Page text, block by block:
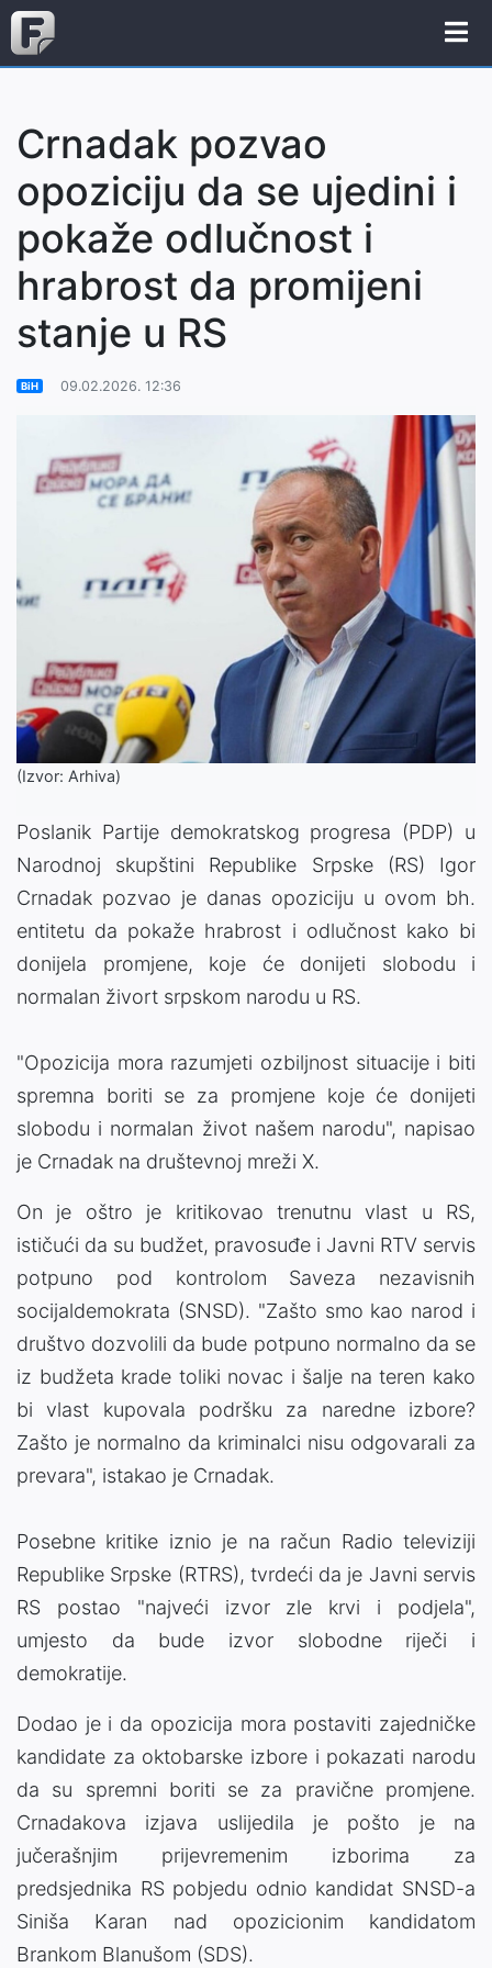
Crnadak pozvao
opoziciju da se ujedini i
pokaže odlučnost i
hrabrost da promijeni
stanje u RS
BiH 09.02.2026. 12:36
(Izvor: Arhiva)
Poslanik Partije demokratskog progresa (PDP) u
Narodnoj skupštini Republike Srpske (RS) Igor
Crnadak pozvao je danas opoziciju u ovom bh.
entitetu da pokaže hrabrost i odlučnost kako bi
donijela promjene, koje će donijeti slobodu i
normalan živort srpskom narodu u RS.
"Opozicija mora razumjeti ozbiljnost situacije i biti
spremna boriti se za promjene koje će donijeti
slobodu i normalan život našem narodu", napisao
je Crnadak na društevnoj mreži X.
On je oštro je kritikovao trenutnu vlast u RS,
ističući da su budžet, pravosuđe i Javni RTV servis
potpuno pod kontrolom Saveza nezavisnih
socijaldemokrata (SNSD). "Zašto smo kao narod i
društvo dozvolili da bude potpuno normalno da se
iz budžeta krade toliki novac i šalje na teren kako
bi vlast kupovala podršku za naredne izbore?
Zašto je normalno da kriminalci nisu odgovarali za
prevara", istakao je Crnadak.
Posebne kritike iznio je na račun Radio televiziji
Republike Srpske (RTRS), tvrdeći da je Javni servis
RS postao "najveći izvor zle krvi i podjela",
umjesto da bude izvor slobodne riječi i
demokratije.
Dodao je i da opozicija mora postaviti zajedničke
kandidate za oktobarske izbore i pokazati narodu
da su spremni boriti se za pravične promjene.
Crnadakova izjava uslijedila je pošto je na
jučerašnjim prijevremenim izborima za
predsjednika RS pobjedu odnio kandidat SNSD-a
Siniša Karan nad opozicionim kandidatom
Brankom Blanušom (SDS).